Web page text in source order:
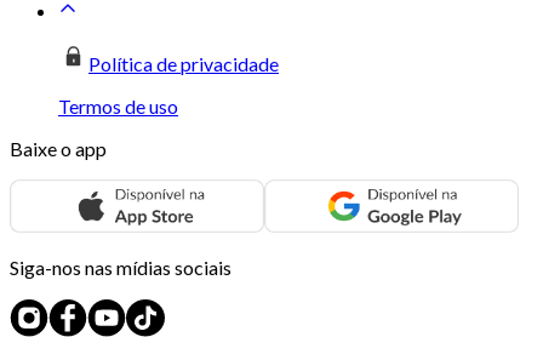
Política de privacidade
Termos de uso
Baixe o app
Siga-nos nas mídias sociais